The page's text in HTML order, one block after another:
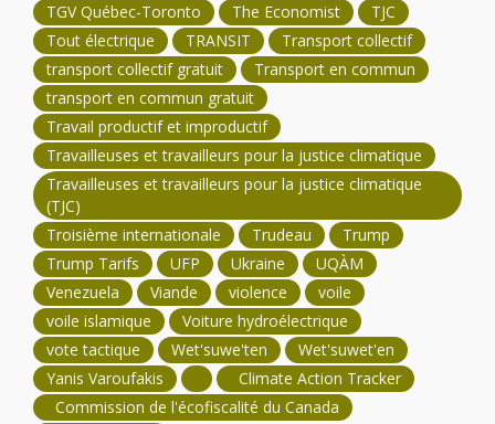
TGV Québec-Toronto
The Economist
TJC
Tout électrique
TRANSIT
Transport collectif
transport collectif gratuit
Transport en commun
transport en commun gratuit
Travail productif et improductif
Travailleuses et travailleurs pour la justice climatique
Travailleuses et travailleurs pour la justice climatique
(TJC)
Troisième internationale
Trudeau
Trump
Trump Tarifs
UFP Ukraine
UQÀM
Venezuela
Viande violence
voile
voile islamique
Voiture hydroélectrique
vote tactique
Wet'suwe'ten
Wet'suwet'en
Yanis Varoufakis
Climate Action Tracker
Commission de l'écofiscalité du Canada